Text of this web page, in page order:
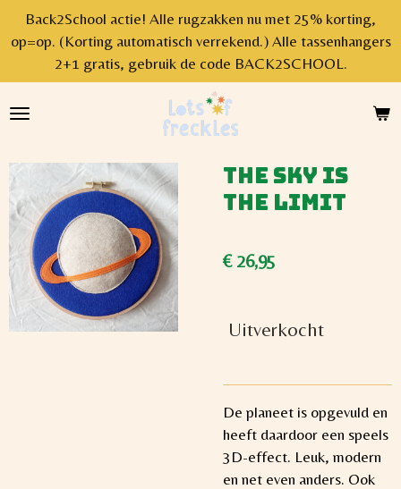
Ga
direct
de
hoofdinhoud
Back2School actie! Alle rugzakken nu met 25% korting,
op=op. (Korting automatisch verrekend.) Alle tassenhangers
2+1 gratis, gebruik de code BACK2SCHOOL.
The sky is
the limit
€ 26,95
Uitverkocht
De planeet is opgevuld en
heeft daardoor een speels
3D-effect. Leuk, modern
en net even anders. Ook